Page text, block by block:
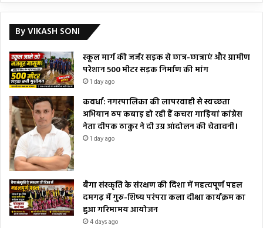
By VIKASH SONI
स्कूल मार्ग की जर्जर सड़क से छात्र-छात्राएं और ग्रामीण
परेशान 500 मीटर सड़क निर्माण की मांग
1 day ago
कवर्धा: नगरपालिका की लापरवाही से स्वच्छता
अभियान ठप कबाड़ हो रही हैं कचरा गाड़ियां कांग्रेस
नेता दीपक ठाकुर ने दी उग्र आंदोलन की चेतावनी।
1 day ago
बैगा संस्कृति के संरक्षण की दिशा में महत्वपूर्ण पहल
दमगढ़ में गुरु-शिष्य परंपरा कला दीक्षा कार्यक्रम का
हुआ गरिमामय आयोजन
4 days ago